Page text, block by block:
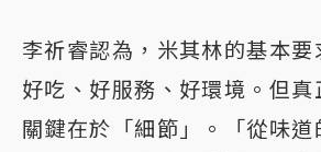
李祈睿認為，米其林的基本要
好吃、好服務、好環境。但真
關鍵在於「細節」。「從味道